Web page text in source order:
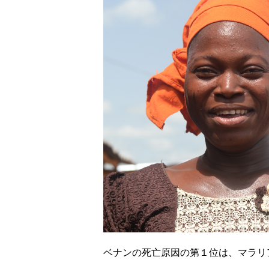
ベナンの死亡原因の第１位は、マラリ